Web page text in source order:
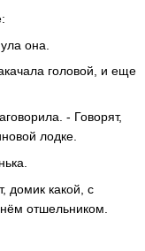
она.
головой, и еще
- Говорят,
лодке.
домик какой, с
отшельником.